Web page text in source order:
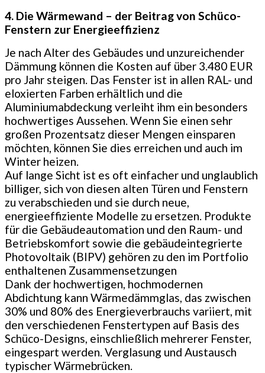
4. Die Wärmewand – der Beitrag von Schüco-
Fenstern zur Energieeffizienz
Je nach Alter des Gebäudes und unzureichender
Dämmung können die Kosten auf über 3.480 EUR
pro Jahr steigen. Das Fenster ist in allen RAL- und
eloxierten Farben erhältlich und die
Aluminiumabdeckung verleiht ihm ein besonders
hochwertiges Aussehen. Wenn Sie einen sehr
großen Prozentsatz dieser Mengen einsparen
möchten, können Sie dies erreichen und auch im
Winter heizen.
Auf lange Sicht ist es oft einfacher und unglaublich
billiger, sich von diesen alten Türen und Fenstern
zu verabschieden und sie durch neue,
energieeffiziente Modelle zu ersetzen. Produkte
für die Gebäudeautomation und den Raum- und
Betriebskomfort sowie die gebäudeintegrierte
Photovoltaik (BIPV) gehören zu den im Portfolio
enthaltenen Zusammensetzungen
Dank der hochwertigen, hochmodernen
Abdichtung kann Wärmedämmglas, das zwischen
30% und 80% des Energieverbrauchs variiert, mit
den verschiedenen Fenstertypen auf Basis des
Schüco-Designs, einschließlich mehrerer Fenster,
eingespart werden. Verglasung und Austausch
typischer Wärmebrücken.